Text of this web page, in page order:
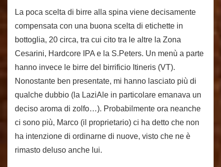
La poca scelta di birre alla spina viene decisamente
compensata con una buona scelta di etichette in
bottoglia, 20 circa, tra cui cito tra le altre la Zona
Cesarini, Hardcore IPA e la S.Peters. Un menù a parte
hanno invece le birre del birrificio Itineris (VT).
Nonostante ben presentate, mi hanno lasciato più di
qualche dubbio (la LaziAle in particolare emanava un
deciso aroma di zolfo…). Probabilmente ora neanche
ci sono più, Marco (il proprietario) ci ha detto che non
ha intenzione di ordinarne di nuove, visto che ne è
rimasto deluso anche lui.